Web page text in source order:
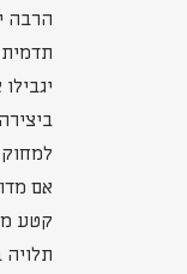
הרבה
אם
קטע